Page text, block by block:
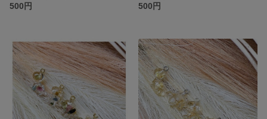
500円
500円